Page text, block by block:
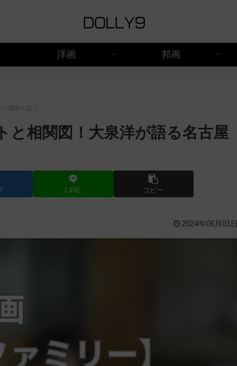
洋画 邦画
理由とは？
と相関図！大泉洋が語る名古屋
LINE コピー
2024年06月01日